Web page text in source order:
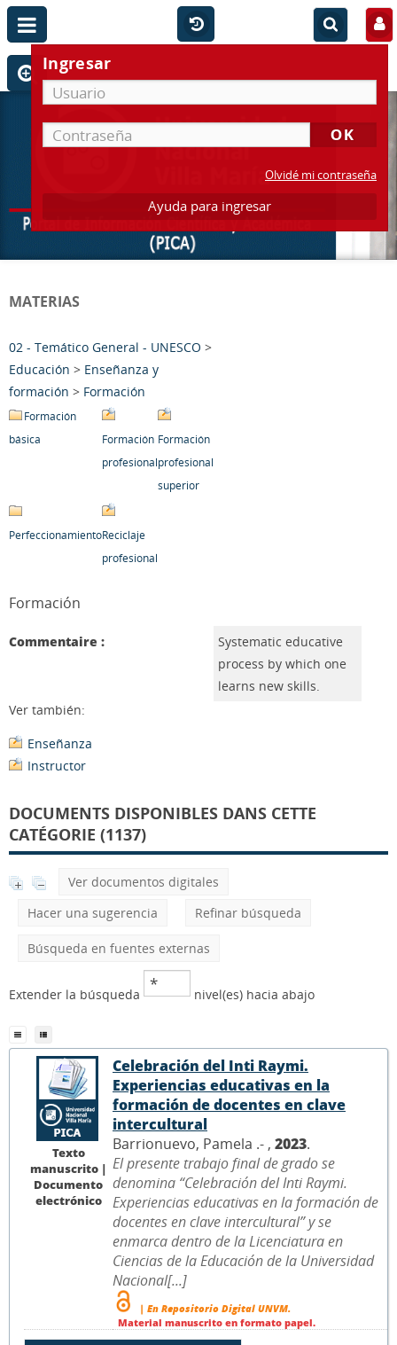
Ingresar
Olvidé mi contraseña
Ayuda para ingresar
MATERIAS
02 - Temático General - UNESCO >
Educación > Enseñanza y
formación > Formación
Formación
básica
Formación
profesional
Formación
profesional
superior
PerfeccionamientoReciclaje
profesional
Formación
Commentaire :
Systematic educative
process by which one
learns new skills.
Ver también:
Enseñanza
Instructor
DOCUMENTS DISPONIBLES DANS CETTE
CATÉGORIE (1137)
Ver documentos digitales
Hacer una sugerencia
Refinar búsqueda
Búsqueda en fuentes externas
Extender la búsqueda nivel(es) hacia abajo
Texto
manuscrito |
Documento
electrónico
Celebración del Inti Raymi.
Experiencias educativas en la
formación de docentes en clave
intercultural
Barrionuevo, Pamela .- , 2023.
El presente trabajo final de grado se
denomina “Celebración del Inti Raymi.
Experiencias educativas en la formación de
docentes en clave intercultural” y se
enmarca dentro de la Licenciatura en
Ciencias de la Educación de la Universidad
Nacional[...]
| En Repositorio Digital UNVM.
Material manuscrito en formato papel.